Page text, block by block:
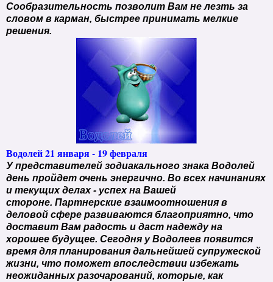
Сообразительность позволит Вам не лезть за
словом в карман, быстрее принимать мелкие
решения.
Водолей 21 января - 19 февраля
У представителей зодиакального знака Водолей
день пройдет очень энергично. Во всех начинаниях
и текущих делах - успех на Вашей
стороне. Партнерские взаимоотношения в
деловой сфере развиваются благоприятно, что
доставит Вам радость и даст надежду на
хорошее будущее. Сегодня у Водолеев появится
время для планирования дальнейшей супружеской
жизни, что поможет впоследствии избежать
неожиданных разочарований, которые, как